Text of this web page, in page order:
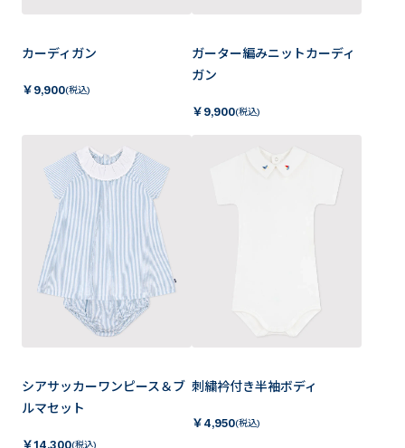
カーディガン
￥ 9,900(税込)
ガーター編みニットカーディ
ガン
￥ 9,900(税込)
シアサッカーワンピース＆ブ
ルマセット
￥14,300(税込)
刺繍衿付き半袖ボディ
￥ 4,950(税込)